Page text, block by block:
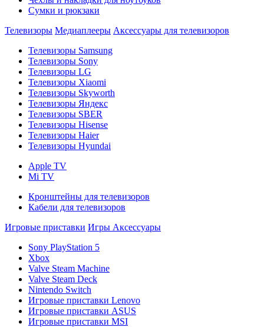
Сумки и рюкзаки
Телевизоры Медиаплееры Аксессуары для телевизоров
Телевизоры Samsung
Телевизоры Sony
Телевизоры LG
Телевизоры Xiaomi
Телевизоры Skyworth
Телевизоры Яндекс
Телевизоры SBER
Телевизоры Hisense
Телевизоры Haier
Телевизоры Hyundai
Apple TV
Mi TV
Кронштейны для телевизоров
Кабели для телевизоров
Игровые приставки Игры Аксессуары
Sony PlayStation 5
Xbox
Valve Steam Machine
Valve Steam Deck
Nintendo Switch
Игровые приставки Lenovo
Игровые приставки ASUS
Игровые приставки MSI